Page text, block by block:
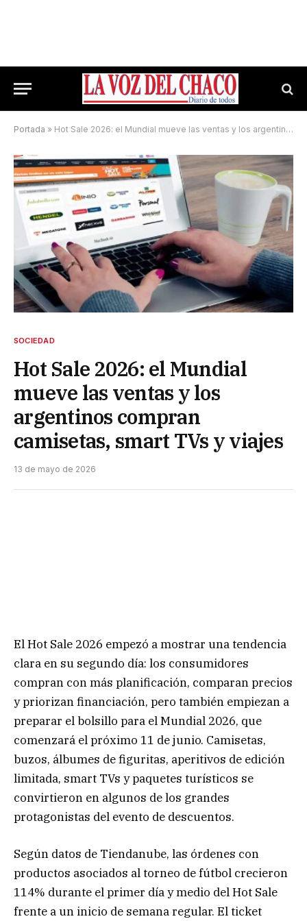
Portada » Hot Sale 2026: el Mundial mueve las ventas y los argentinos compran camisetas, smart TVs y viajes
SOCIEDAD
Hot Sale 2026: el Mundial
mueve las ventas y los
argentinos compran
camisetas, smart TVs y viajes
13 de mayo de 2026
El Hot Sale 2026 empezó a mostrar una tendencia
clara en su segundo día: los consumidores
compran con más planificación, comparan precios
y priorizan financiación, pero también empiezan a
preparar el bolsillo para el Mundial 2026, que
comenzará el próximo 11 de junio. Camisetas,
buzos, álbumes de figuritas, aperitivos de edición
limitada, smart TVs y paquetes turísticos se
convirtieron en algunos de los grandes
protagonistas del evento de descuentos.
Según datos de Tiendanube, las órdenes con
productos asociados al torneo de fútbol crecieron
114% durante el primer día y medio del Hot Sale
frente a un inicio de semana regular. El ticket